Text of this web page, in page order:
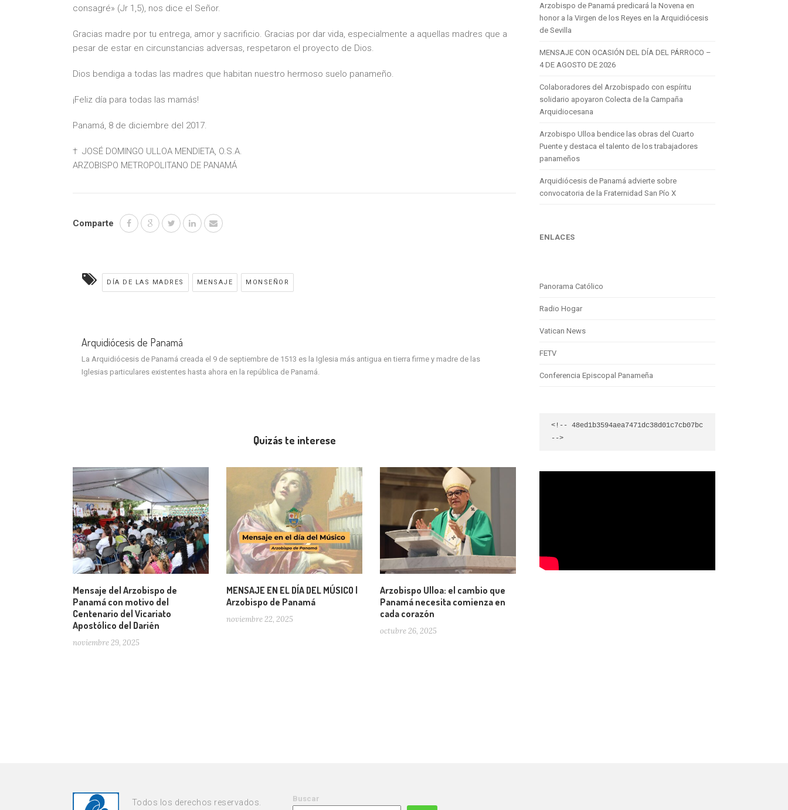
consagré» (Jr 1,5), nos dice el Señor.
Gracias madre por tu entrega, amor y sacrificio. Gracias por dar vida, especialmente a aquellas madres que a
pesar de estar en circunstancias adversas, respetaron el proyecto de Dios.
Dios bendiga a todas las madres que habitan nuestro hermoso suelo panameño.
¡Feliz día para todas las mamás!
Panamá, 8 de diciembre del 2017.
† JOSÉ DOMINGO ULLOA MENDIETA, O.S.A.
ARZOBISPO METROPOLITANO DE PANAMÁ
Comparte
DÍA DE LAS MADRES MENSAJE MONSEÑOR
Arquidiócesis de Panamá
La Arquidiócesis de Panamá creada el 9 de septiembre de 1513 es la Iglesia más antigua en tierra firme y madre de las
Iglesias particulares existentes hasta ahora en la república de Panamá.
Quizás te interese
Mensaje del Arzobispo de
Panamá con motivo del
Centenario del Vicariato
Apostólico del Darién
noviembre 29, 2025
MENSAJE EN EL DÍA DEL MÚSICO |
Arzobispo de Panamá
noviembre 22, 2025
Arzobispo Ulloa: el cambio que
Panamá necesita comienza en
cada corazón
octubre 26, 2025
Arzobispo de Panamá predicará la Novena en
honor a la Virgen de los Reyes en la Arquidiócesis
de Sevilla
MENSAJE CON OCASIÓN DEL DÍA DEL PÁRROCO –
4 DE AGOSTO DE 2026
Colaboradores del Arzobispado con espíritu
solidario apoyaron Colecta de la Campaña
Arquidiocesana
Arzobispo Ulloa bendice las obras del Cuarto
Puente y destaca el talento de los trabajadores
panameños
Arquidiócesis de Panamá advierte sobre
convocatoria de la Fraternidad San Pío X
ENLACES
Panorama Católico
Radio Hogar
Vatican News
FETV
Conferencia Episcopal Panameña
<!-- 48ed1b3594aea7471dc38d01c7cb07bc
-->
Todos los derechos reservados. Buscar